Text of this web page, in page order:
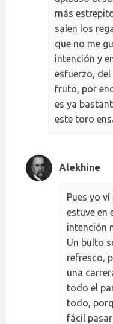
más
salen los
que no me
intención y
esfuerzo,
fruto, por
es ya
este toro
Alekhine
Pues yo
estuve en
intención
Un bulto
refresco,
una
todo el
todo,
fácil